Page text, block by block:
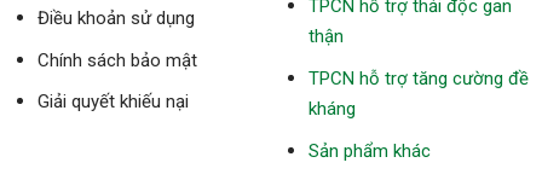
Điều khoản sử dụng
Chính sách bảo mật
Giải quyết khiếu nại
TPCN hỗ trợ thải độc gan
thận
TPCN hỗ trợ tăng cường đề
kháng
Sản phẩm khác